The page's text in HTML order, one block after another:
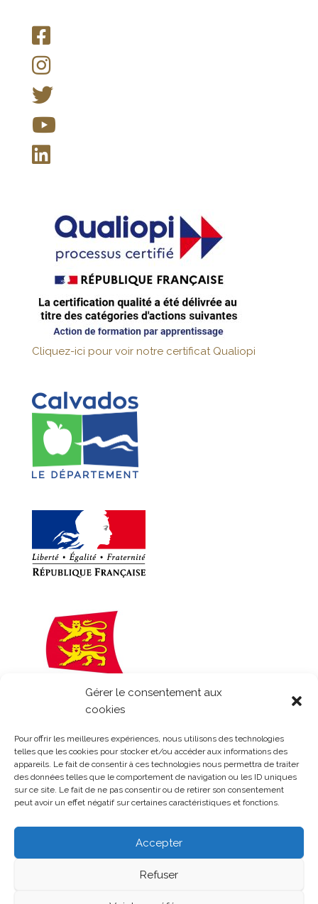
Gérer le consentement aux
cookies
Pour offrir les meilleures expériences, nous utilisons des technologies
telles que les cookies pour stocker et/ou accéder aux informations des
appareils. Le fait de consentir à ces technologies nous permettra de traiter
des données telles que le comportement de navigation ou les ID uniques
sur ce site. Le fait de ne pas consentir ou de retirer son consentement
peut avoir un effet négatif sur certaines caractéristiques et fonctions.
Accepter
Refuser
Cliquez-ici pour voir notre certificat Qualiopi